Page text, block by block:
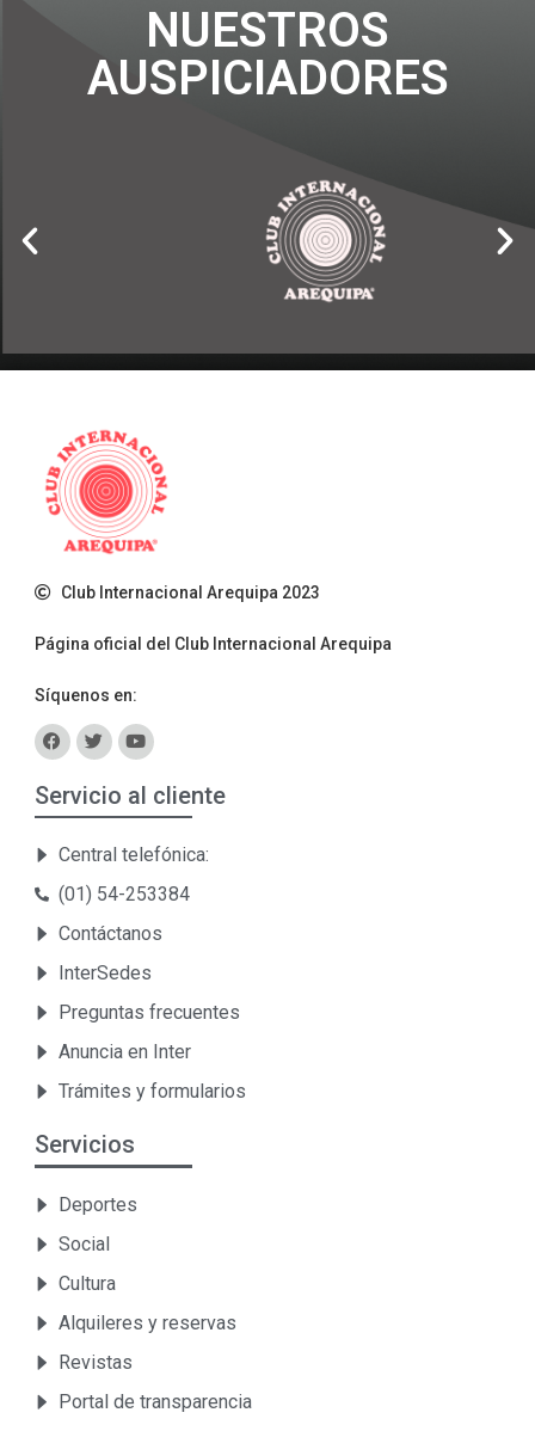
NUESTROS
AUSPICIADORES
Club Internacional Arequipa 2023
Página oficial del Club Internacional Arequipa
Síquenos en:
Servicio al cliente
Central telefónica:
(01) 54-253384
Contáctanos
InterSedes
Preguntas frecuentes
Anuncia en Inter
Trámites y formularios
Servicios
Deportes
Social
Cultura
Alquileres y reservas
Revistas
Portal de transparencia